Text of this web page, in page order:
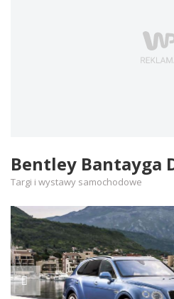
Bentley Bantayga
Targi i wystawy samochodowe